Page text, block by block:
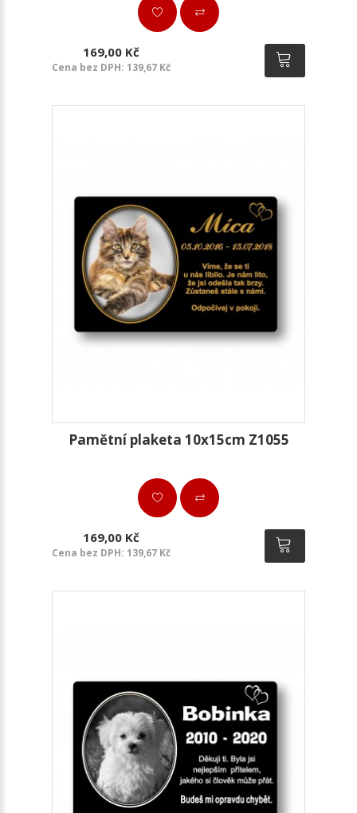
169,00 Kč
Cena bez DPH: 139,67 Kč
Pamětní plaketa 10x15cm Z1055
169,00 Kč
Cena bez DPH: 139,67 Kč